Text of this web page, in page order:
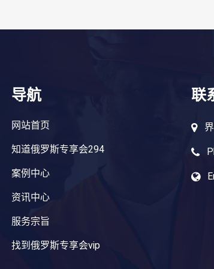
导航
网站首页
知道俄罗斯专享会294
案例中心
资讯中心
服务宗旨
找到俄罗斯专享会vip
联